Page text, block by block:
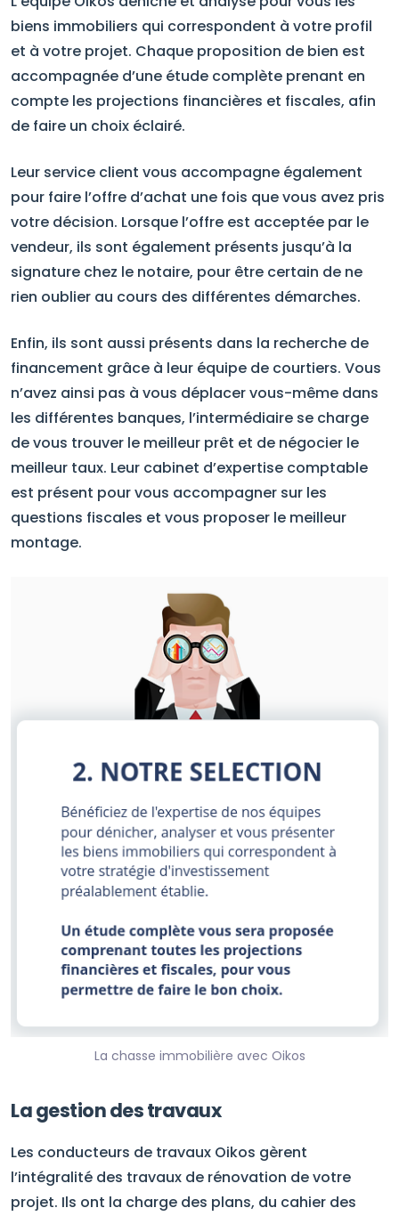
biens immobiliers qui correspondent à votre profil
et à votre projet. Chaque proposition de bien est
accompagnée d’une étude complète prenant en
compte les projections financières et fiscales, afin
de faire un choix éclairé.
Leur service client vous accompagne également
pour faire l’offre d’achat une fois que vous avez pris
votre décision. Lorsque l’offre est acceptée par le
vendeur, ils sont également présents jusqu’à la
signature chez le notaire, pour être certain de ne
rien oublier au cours des différentes démarches.
Enfin, ils sont aussi présents dans la recherche de
financement grâce à leur équipe de courtiers. Vous
n’avez ainsi pas à vous déplacer vous-même dans
les différentes banques, l’intermédiaire se charge
de vous trouver le meilleur prêt et de négocier le
meilleur taux. Leur cabinet d’expertise comptable
est présent pour vous accompagner sur les
questions fiscales et vous proposer le meilleur
montage.
La chasse immobilière avec Oikos
La gestion des travaux
Les conducteurs de travaux Oikos gèrent
l’intégralité des travaux de rénovation de votre
projet. Ils ont la charge des plans, du cahier des